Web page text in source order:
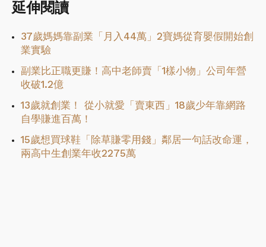
延伸閱讀
37歲媽媽靠副業「月入44萬」2寶媽從育嬰假開始創
業實驗
副業比正職更賺！高中老師賣「1樣小物」公司年營
收破1.2億
13歲就創業！ 從小就愛「賣東西」18歲少年靠網路
自學賺進百萬！
15歲想買球鞋「除草賺零用錢」鄰居一句話改命運，
兩高中生創業年收2275萬